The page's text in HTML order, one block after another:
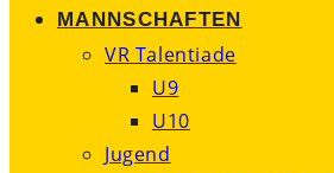
MANNSCHAFTEN
VR Talentiade
U9
U10
Jugend